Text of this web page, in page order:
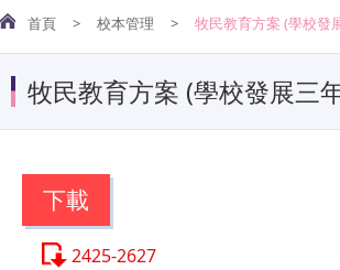
首頁 > 校本管理 > 牧民教育方案 (學校發
牧民教育方案 (學校發展三
下載
2425-2627